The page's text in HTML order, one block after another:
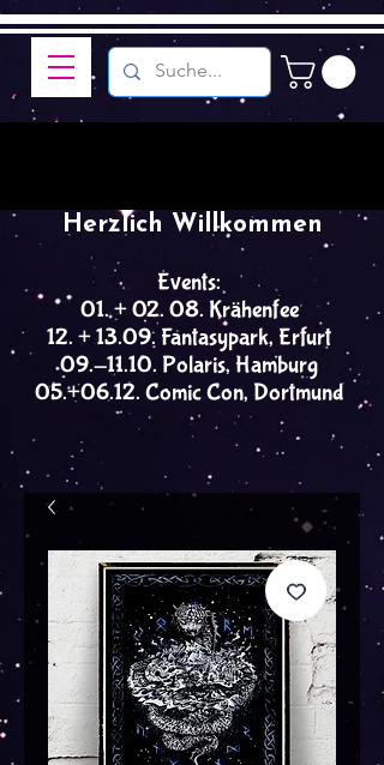
Events:
01. + 02. 08. Krähenfee
12. + 13.09. Fantasypark, Erfurt
09.-11.10. Polaris, Hamburg
05.+06.12. Comic Con, Dortmund
Herzlich Willkommen